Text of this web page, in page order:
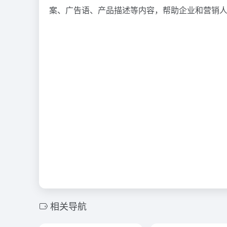
案、广告语、产品描述等内容，帮助企业和营销
相关导航